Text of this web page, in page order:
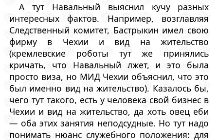
А тут Навальный выяснил кучу разных
интересных фактов. Например, возглавляя
Следственный комитет, Бастрыкин имел свою
фирму в Чехии и вид на жительство
(кремлевские роботы тут же принялись
кричать, что Навальный лжет, и это была
просто виза, но МИД Чехии объяснил, что это
был именно вид на жительство). Казалось бы,
чего тут такого, есть у человека свой бизнес в
Чехии и вид на жительство, да хоть овец еби
— оба этих занятия неподсудные. Но тут надо
понимать нюанс служебного положения: для